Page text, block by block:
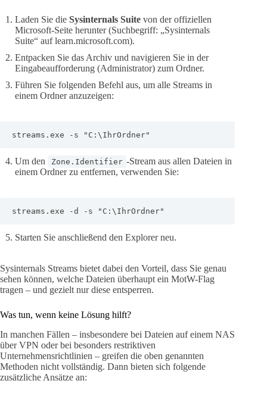
Laden Sie die Sysinternals Suite von der offiziellen
Microsoft-Seite herunter (Suchbegriff: „Sysinternals
Suite“ auf learn.microsoft.com).
Entpacken Sie das Archiv und navigieren Sie in der
Eingabeaufforderung (Administrator) zum Ordner.
Führen Sie folgenden Befehl aus, um alle Streams in
einem Ordner anzuzeigen:
streams.exe -s "C:\IhrOrdner"
Um den Zone.Identifier -Stream aus allen Dateien in
einem Ordner zu entfernen, verwenden Sie:
streams.exe -d -s "C:\IhrOrdner"
Starten Sie anschließend den Explorer neu.
Sysinternals Streams bietet dabei den Vorteil, dass Sie genau
sehen können, welche Dateien überhaupt ein MotW-Flag
tragen – und gezielt nur diese entsperren.
Was tun, wenn keine Lösung hilft?
In manchen Fällen – insbesondere bei Dateien auf einem NAS
über VPN oder bei besonders restriktiven
Unternehmensrichtlinien – greifen die oben genannten
Methoden nicht vollständig. Dann bieten sich folgende
zusätzliche Ansätze an: